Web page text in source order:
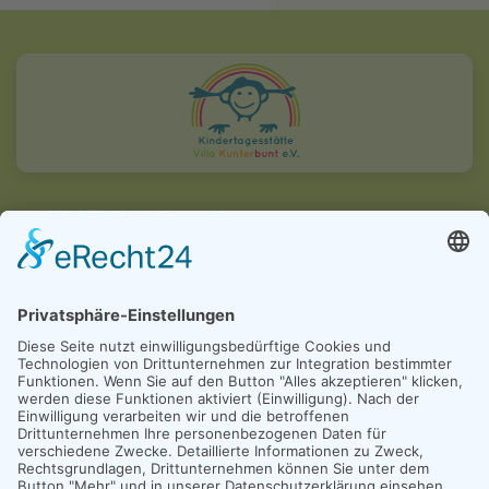
Kita Villa Kunterbunt e.V.
Dammelsfurther Weg 16-18
51503 Rösrath
7:30 - 16:30 Uhr
02205 / 3553
leitung@kita-villakunterbunt-ev.de
Anmeldung bei LittleBird